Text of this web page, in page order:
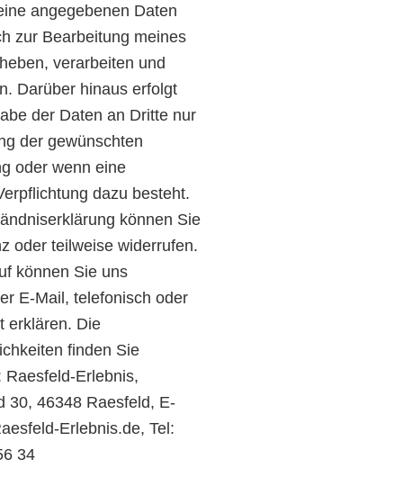
angegebenen Daten
zur Bearbeitung meines
verarbeiten und
Darüber hinaus erfolgt
der Daten an Dritte nur
der gewünschten
oder wenn eine
dazu besteht.
können Sie
oder teilweise widerrufen.
können Sie uns
E-Mail, telefonisch oder
erklären. Die
finden Sie
Raesfeld-Erlebnis,
30, 46348 Raesfeld, E-
Erlebnis.de, Tel:
34